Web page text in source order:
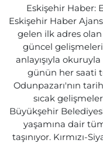
Eskişehir Haber:
Eskişehir Haber
gelen ilk adres olan
güncel
anlayışıyla
günün her saati
Odunpazarı'nın
sıcak
Büyükşehir
yaşamına dair
taşınıyor. Kırmızı-